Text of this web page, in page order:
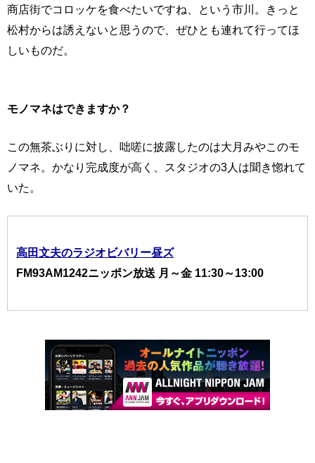
商店街でコロッケを食べたいですね、という市川。きっと
松村からは誘えないと思うので、ぜひとも連れて行ってほ
しいものだ。
モノマネはできますか？
この無茶ぶりに対し、咄嗟に披露したのは大月みやこのモ
ノマネ。かなり完成度が高く、スタジオの3人は聞き惚れて
いた。
高田文夫のラジオビバリー昼ズ
FM93AM1242ニッポン放送 月～金 11:30～13:00